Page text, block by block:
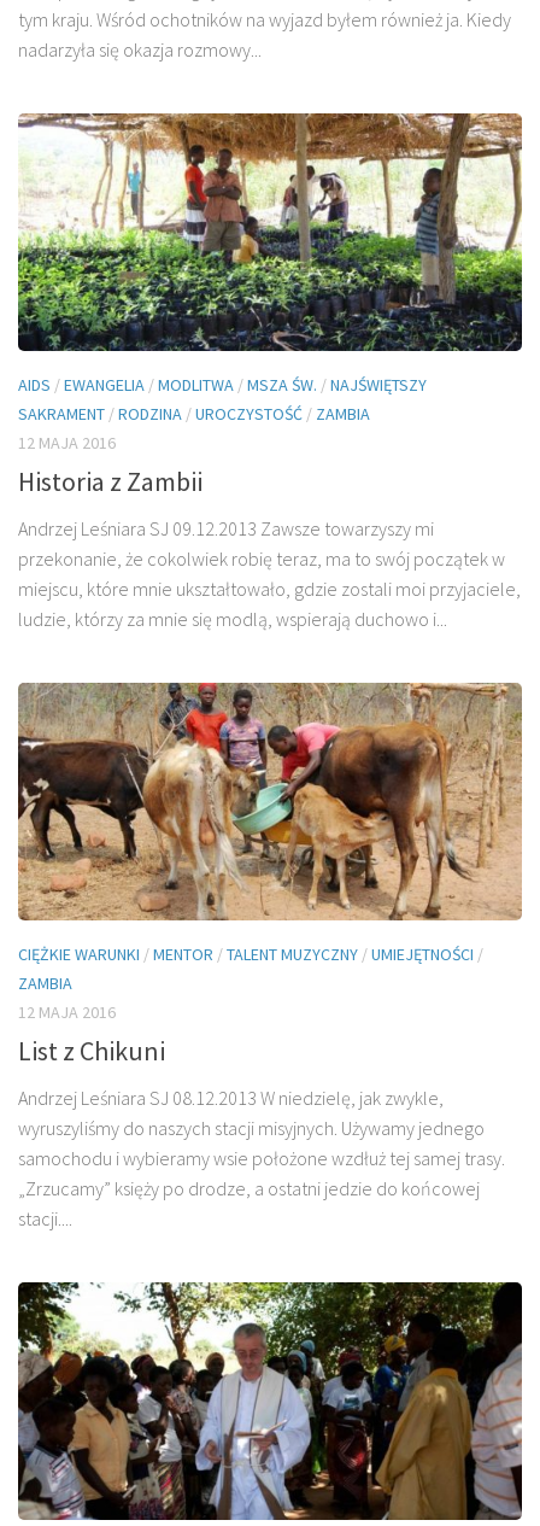
tym kraju. Wśród ochotników na wyjazd byłem również ja. Kiedy
nadarzyła się okazja rozmowy...
AIDS /EWANGELIA /MODLITWA /MSZA ŚW. /NAJŚWIĘTSZY
SAKRAMENT /RODZINA /UROCZYSTOŚĆ / ZAMBIA
12 MAJA 2016
Historia z Zambii
Andrzej Leśniara SJ 09.12.2013 Zawsze towarzyszy mi
przekonanie, że cokol­wiek robię teraz, ma to swój początek w
miejscu, któ­re mnie ukształtowało, gdzie zostali moi przyjaciele,
ludzie, którzy za mnie się modlą, wspierają duchowo i...
CIĘŻKIE WARUNKI /MENTOR /TALENT MUZYCZNY /UMIEJĘTNOŚCI /
ZAMBIA
12 MAJA 2016
List z Chikuni
Andrzej Leśniara SJ 08.12.2013 W niedzielę, jak zwykle,
wyruszyliśmy do na­szych stacji misyjnych. Używamy jednego
samocho­du i wybieramy wsie położone wzdłuż tej samej tra­sy.
„Zrzucamy” księży po drodze, a ostatni jedzie do końcowej
stacji....